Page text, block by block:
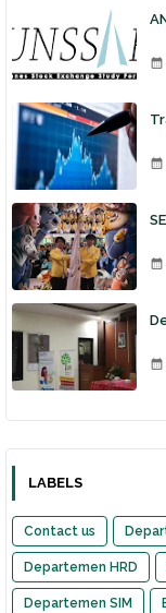
LABELS
Contact us
Departemen HRD
Departemen SIM